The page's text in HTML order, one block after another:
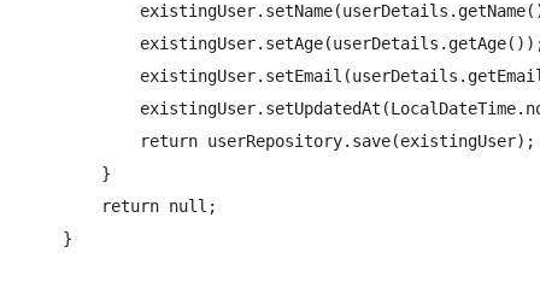
            return userRepository.save(existingUser);
        }
        return null;
    }